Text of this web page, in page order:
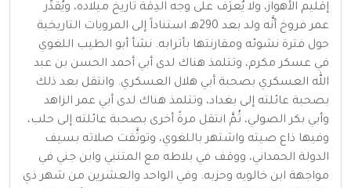
إقليم الأهواز، ولا يُعرَف على وجه الدِقَّة تاريخ ميلاده، ويُقدِّر
عمر فروخ أنَّه ولد بعد 290هـ استناداً إلى المرويات التاريخية
حول فترة نشوئه ومقارنتها بأترابه. نشأ أبو الطيب اللغوي
في عسكر مكرم، وتتلمذ هناك لدى أبي أحمد الحسن بن عبد
الله العسكري بصحبة أبي هلال العسكري. وانتقل بعد ذلك
بصحبة عائلته إلى بغداد، وتتلمذ هناك لدى أبي عمر الزاهد
وأبي بكر الصولي، ثُمَّ انتقل مرةً أخرى بصحبة عائلته إلى حلب،
وفيها ذاع صيته واشتهر باللغوي، وتوثَّقت صلاته بسيف
الدولة الحمداني، ووقف في بلاطه مع المتنبي وابن جني في
مواجهة ابن خالويه وحزبه. وفي الواحد والعشرين من شهر ذي